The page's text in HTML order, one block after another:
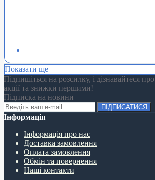
Показати ще
Підпишіться на розсилку, і дізнавайтеся про
акції та знижки першими!
Підписка на новини
ПІДПИСАТИСЯ
Інформація
Інформація про нас
Доставка замовлення
Оплата замовлення
Обмін та повернення
Наші контакти